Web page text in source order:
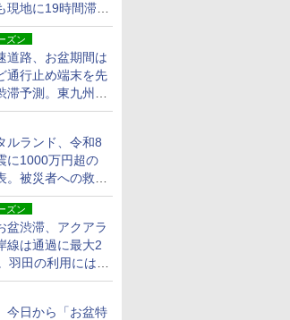
現地に19時間滞在
ズン
道路、お盆期間は
通行止め端末を先
滞予測。東九州道
料金調整を実施
ルランド、令和8
に1000万円超の
。被災者への救援
支援
ズン
盆渋滞、アクアラ
線は通過に最大2
羽田の利用には
口」の利用検討を
今日から「お盆特